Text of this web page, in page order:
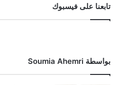
تابعنا على فيسبوك
بواسطة Soumia Ahemri